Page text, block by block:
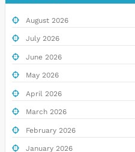
August 2026
July 2026
June 2026
May 2026
April 2026
March 2026
February 2026
January 2026